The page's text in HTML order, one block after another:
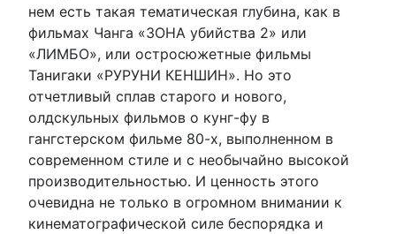
нем есть такая тематическая глубина, как в
фильмах Чанга «ЗОНА убийства 2» или
«ЛИМБО», или остросюжетные фильмы
Танигаки «РУРУНИ КЕНШИН». Но это
отчетливый сплав старого и нового,
олдскульных фильмов о кунг-фу в
гангстерском фильме 80-х, выполненном в
современном стиле и с необычайно высокой
производительностью. И ценность этого
очевидна не только в огромном внимании к
кинематографической силе беспорядка и